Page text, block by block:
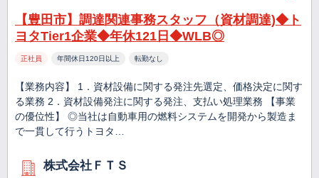
【豊田市】調達関連事務スタッフ（資材調達)◆ト
ヨタTier1企業◆年休121日◆WLB◎
正社員 年間休日120日以上 転勤なし
【業務内容】 1．資材設備に関する発注先選定、価格決定に関す
る業務 2．資材設備発注に関する発注、支払い処理業務 【事業
の優位性】 ◎当社は自動車用の燃料システムを開発から製造ま
で一貫して行うトヨタ…
株式会社ＦＴＳ